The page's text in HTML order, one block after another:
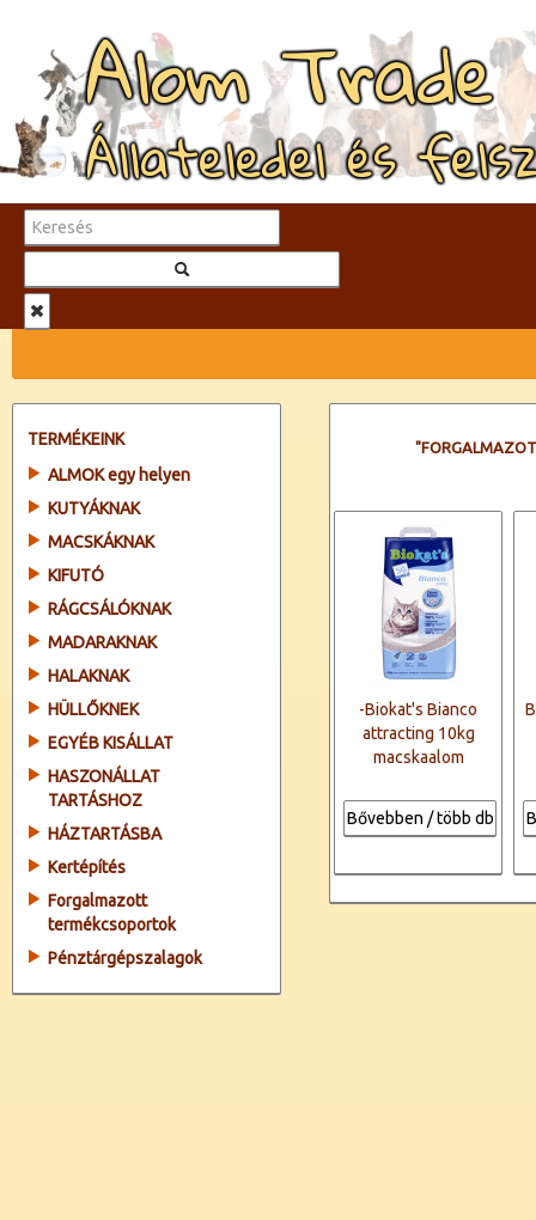
Alom Trade
Állateledel és
TERMÉKEINK
ALMOK egy helyen
KUTYÁKNAK
MACSKÁKNAK
KIFUTÓ
RÁGCSÁLÓKNAK
MADARAKNAK
HALAKNAK
HÜLLŐKNEK
EGYÉB KISÁLLAT
HASZONÁLLAT
TARTÁSHOZ
HÁZTARTÁSBA
Kertépítés
Forgalmazott
termékcsoportok
Pénztárgépszalagok
-Biokat's Bianco
attracting 10kg
macskaalom
Bővebben / több db